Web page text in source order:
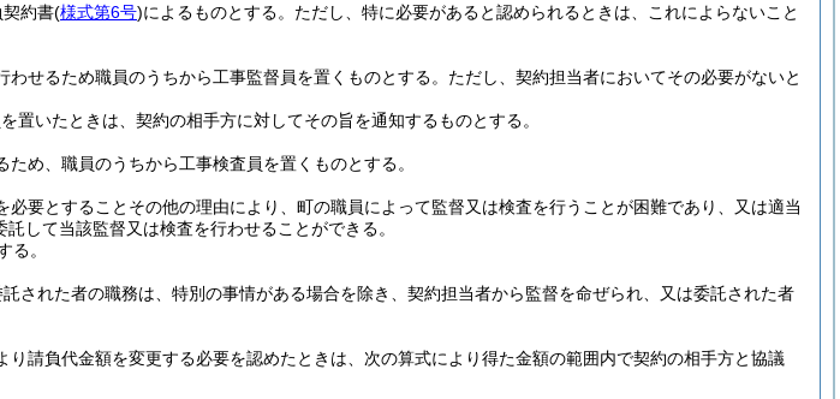
約書(様式第6号)によるものとする。 ただし、特に必要があると認められるときは、これによらないこと
せるため職員のうちから工事監督員を置くものとする。 ただし、契約担当者においてその必要がないと
置いたときは、契約の相手方に対してその旨を通知するものとする。
め、職員のうちから工事検査員を置くものとする。
要とすることその他の理由により、町の職員によって監督又は検査を行うことが困難であり、又は適当
して当該監督又は検査を行わせることができる。
る。
された者の職務は、特別の事情がある場合を除き、契約担当者から監督を命ぜられ、又は委託された者
請負代金額を変更する必要を認めたときは、次の算式により得た金額の範囲内で契約の相手方と協議